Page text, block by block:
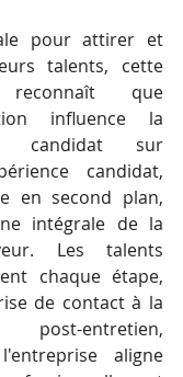
pour attirer et
talents, cette
reconnaît que
influence la
candidat sur
candidat,
en second plan,
intégrale de la
Les talents
chaque étape,
de contact à la
post-entretien,
aligne